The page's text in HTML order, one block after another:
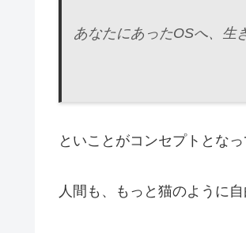
あなたにあったOSへ、生
といことがコンセプトとなっ
人間も、もっと猫のように